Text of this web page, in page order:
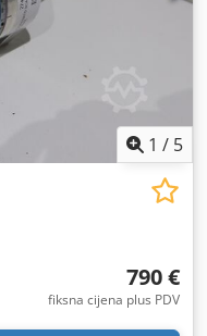
1 / 5
790 €
fiksna cijena plus PDV